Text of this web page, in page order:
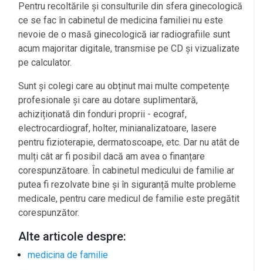
Pentru recoltările și consulturile din sfera ginecologică
ce se fac în cabinetul de medicina familiei nu este
nevoie de o masă ginecologică iar radiografiile sunt
acum majoritar digitale, transmise pe CD și vizualizate
pe calculator.
Sunt și colegi care au obținut mai multe competențe
profesionale și care au dotare suplimentară,
achiziționată din fonduri proprii - ecograf,
electrocardiograf, holter, minianalizatoare, lasere
pentru fizioterapie, dermatoscoape, etc. Dar nu atât de
mulți cât ar fi posibil dacă am avea o finanțare
corespunzătoare. În cabinetul medicului de familie ar
putea fi rezolvate bine și în siguranță multe probleme
medicale, pentru care medicul de familie este pregătit
corespunzător.
Alte articole despre:
medicina de familie